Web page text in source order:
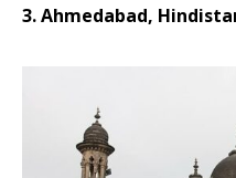
3. Ahmedabad,